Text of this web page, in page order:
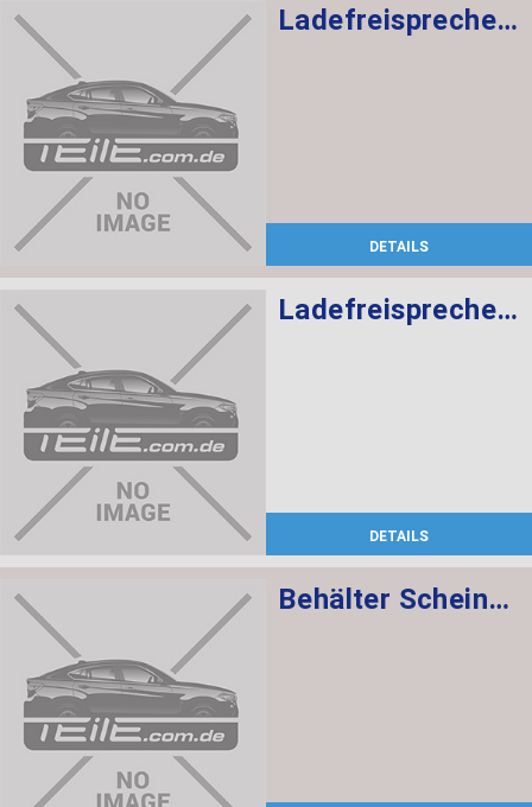
Ladefreisprechelektronik High BASIS SVS MULF2
DETAILS
Ladefreisprechelektronik High BASIS SVS MULF2
DETAILS
Behälter Scheinwerferwaschanlage